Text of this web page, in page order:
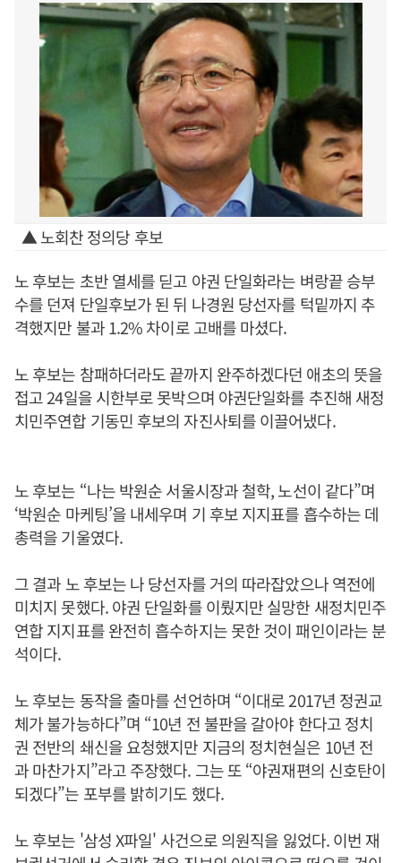
▲ 노회찬 정의당 후보
노 후보는 초반 열세를 딛고 야권 단일화라는 벼랑끝 승부
수를 던져 단일후보가 된 뒤 나경원 당선자를 턱밑까지 추
격했지만 불과 1.2% 차이로 고배를 마셨다.
노 후보는 참패하더라도 끝까지 완주하겠다던 애초의 뜻을
접고 24일을 시한부로 못박으며 야권단일화를 추진해 새정
치민주연합 기동민 후보의 자진사퇴를 이끌어냈다.
노 후보는 “나는 박원순 서울시장과 철학, 노선이 같다”며
‘박원순 마케팅’을 내세우며 기 후보 지지표를 흡수하는 데
총력을 기울였다.
그 결과 노 후보는 나 당선자를 거의 따라잡았으나 역전에
미치지 못했다. 야권 단일화를 이뤘지만 실망한 새정치민주
연합 지지표를 완전히 흡수하지는 못한 것이 패인이라는 분
석이다.
노 후보는 동작을 출마를 선언하며 “이대로 2017년 정권교
체가 불가능하다”며 “10년 전 불판을 갈아야 한다고 정치
권 전반의 쇄신을 요청했지만 지금의 정치현실은 10년 전
과 마찬가지”라고 주장했다. 그는 또 “야권재편의 신호탄이
되겠다”는 포부를 밝히기도 했다.
노 후보는 '삼성 X파일' 사건으로 의원직을 잃었다. 이번 재